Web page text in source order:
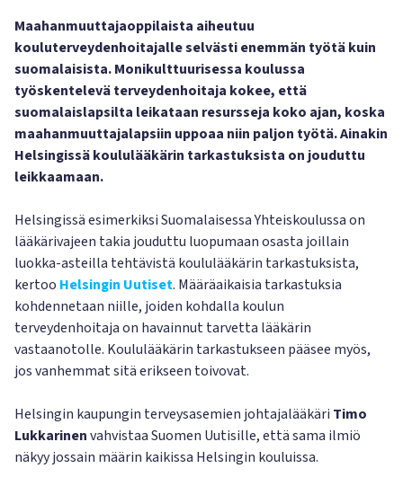
Maahanmuuttajaoppilaista aiheutuu
kouluterveydenhoitajalle selvästi enemmän työtä kuin
suomalaisista. Monikulttuurisessa koulussa
työskentelevä terveydenhoitaja kokee, että
suomalaislapsilta leikataan resursseja koko ajan, koska
maahanmuuttajalapsiin uppoaa niin paljon työtä. Ainakin
Helsingissä koululääkärin tarkastuksista on jouduttu
leikkaamaan.
Helsingissä esimerkiksi Suomalaisessa Yhteiskoulussa on
lääkärivajeen takia jouduttu luopumaan osasta joillain
luokka-asteilla tehtävistä koululääkärin tarkastuksista,
kertoo Helsingin Uutiset. Määräaikaisia tarkastuksia
kohdennetaan niille, joiden kohdalla koulun
terveydenhoitaja on havainnut tarvetta lääkärin
vastaanotolle. Koululääkärin tarkastukseen pääsee myös,
jos vanhemmat sitä erikseen toivovat.
Helsingin kaupungin terveysasemien johtajalääkäri Timo
Lukkarinenvahvistaa Suomen Uutisille, että sama ilmiö
näkyy jossain määrin kaikissa Helsingin kouluissa.